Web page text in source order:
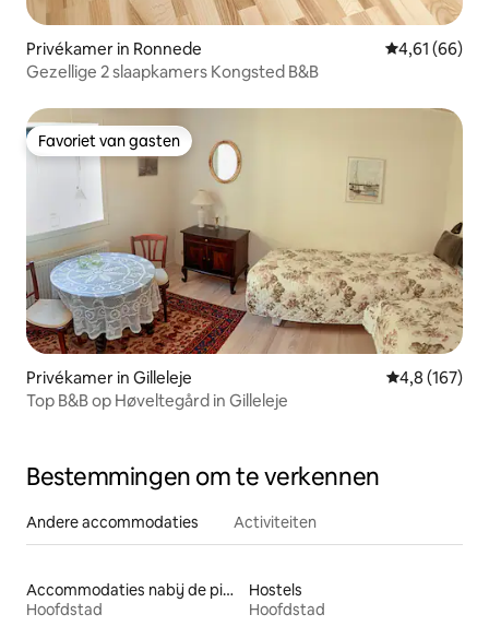
Privékamer in Ronnede Gemiddelde
4,61 (66)
Gezellige 2 slaapkamers Kongsted B&B
Favoriet van gasten
Favoriet van gasten
Privékamer in Gilleleje Gemiddelde
4,8 (167)
Top B&B op Høveltegård in Gilleleje
Bestemmingen om te verkennen
Andere accommodaties Activiteiten
Accommodaties nabij de piste
Hoofdstad
Hostels
Hoofdstad